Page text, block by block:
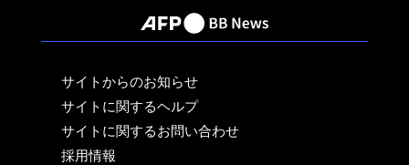
サイトからのお知らせ
サイトに関するヘルプ
サイトに関するお問い合わせ
採用情報